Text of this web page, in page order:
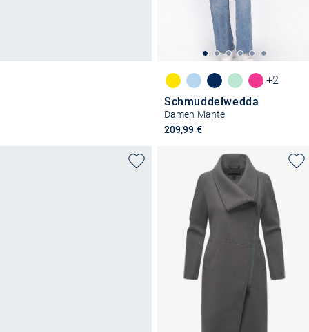
+2
Schmuddelwedda
Damen Mantel
209,99 €